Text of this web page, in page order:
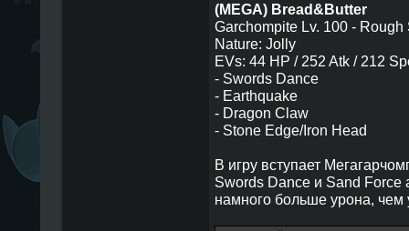
(MEGA) Bread&Butter
Garchompite Lv. 100 -
Nature: Jolly
EVs: 44 HP / 252 Atk / 212
- Swords Dance
- Earthquake
- Dragon Claw
- Stone Edge/Iron Head
В игру вступает
Swords Dance и Sand Force
намного больше урона, чем